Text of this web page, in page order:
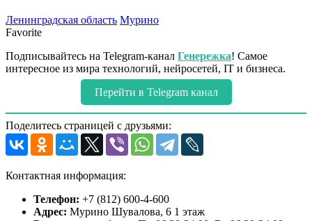
Ленинградская область Мурино
Favorite
Подписывайтесь на Telegram-канал Генережка! Самое
интересное из мира технологий, нейросетей, IT и бизнеса.
Перейти в Telegram канал
Поделитесь страницей с друзьями:
Контактная информация:
Телефон: +7 (812) 600-4-600
Адрес: Мурино Шувалова, 6 1 этаж